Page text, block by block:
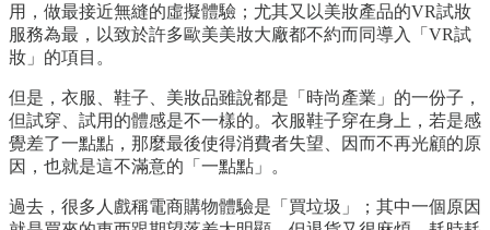
用，做最接近無縫的虛擬體驗；尤其又以美妝產品的VR試妝
服務為最，以致於許多歐美美妝大廠都不約而同導入「VR試
妝」的項目。
但是，衣服、鞋子、美妝品雖說都是「時尚產業」的一份子，
但試穿、試用的體感是不一樣的。衣服鞋子穿在身上，若是感
覺差了一點點，那麼最後使得消費者失望、因而不再光顧的原
因，也就是這不滿意的「一點點」。
過去，很多人戲稱電商購物體驗是「買垃圾」；其中一個原因